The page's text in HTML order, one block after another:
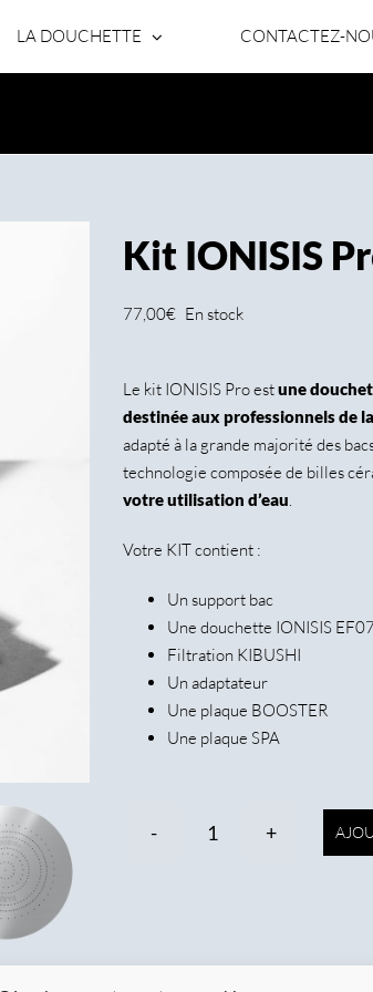
LA DOUCHETTE CONTACTEZ-
Kit IONISIS
77,00€ En stock
Le kit IONISIS Pro estune
destinée aux professionnels de
adapté à la grande majorité des
technologie composée de billes
votre utilisation d’eau.
Votre KIT contient :
Un support bac
Une douchette IONISIS EF07
Filtration KIBUSHI
Un adaptateur
Une plaque BOOSTER
Une plaque SPA
quantité